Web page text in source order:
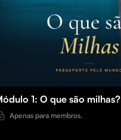
1: O que são milhas?
Apenas para membros.